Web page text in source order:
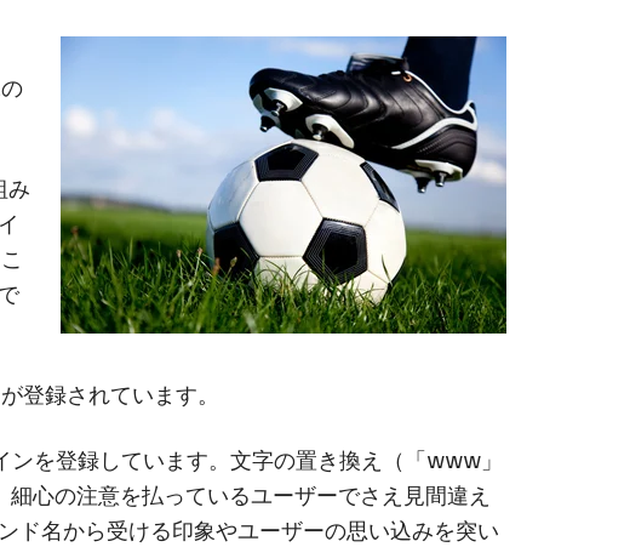
リングからプロン
まで。従業員とAI
守ります。
ング
み
登録されています。
を登録しています。文字の置き換え（「www」
心の注意を払っているユーザーでさえ見間違え
ド名から受ける印象やユーザーの思い込みを突い